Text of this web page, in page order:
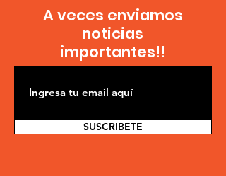
SUSCRIBETE
A veces enviamos
noticias
importantes!!